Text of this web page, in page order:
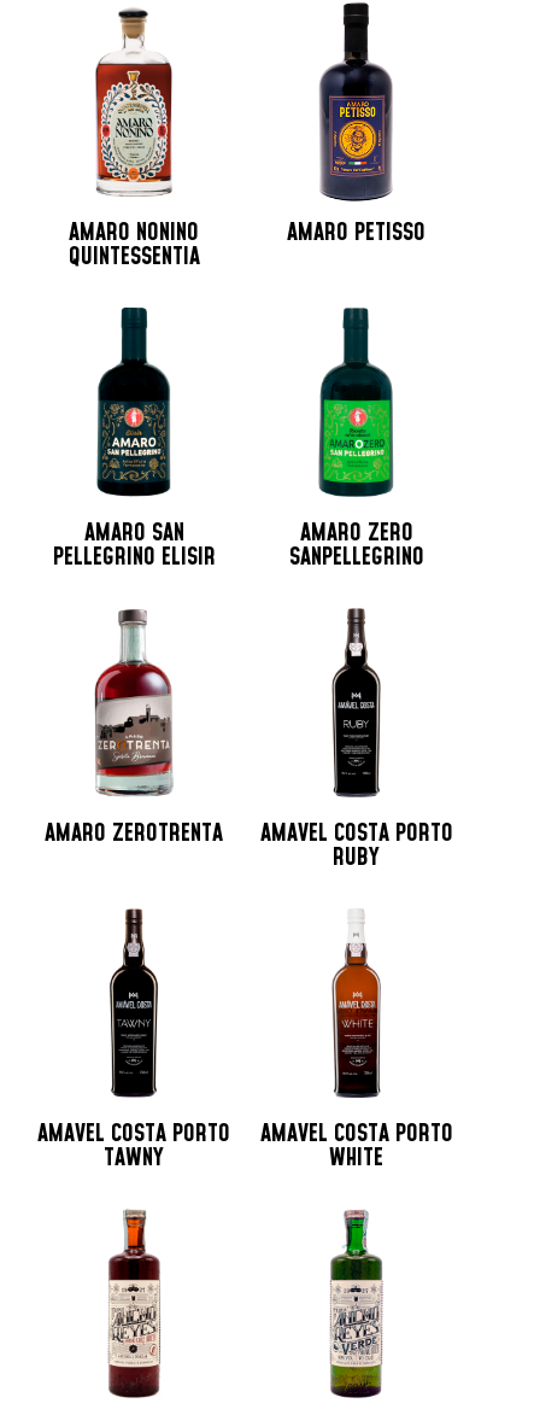
AMARO NONINO
QUINTESSENTIA
AMARO PETISSO
AMARO SAN
PELLEGRINO ELISIR
AMARO ZERO
SANPELLEGRINO
AMARO ZEROTRENTA AMAVEL COSTA PORTO
RUBY
AMAVEL COSTA PORTO
TAWNY
AMAVEL COSTA PORTO
WHITE